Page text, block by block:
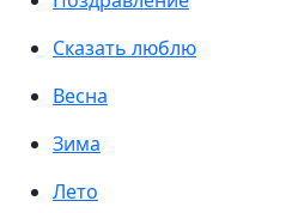
Сказать люблю
Весна
Зима
Лето